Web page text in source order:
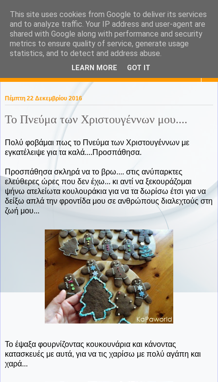
KaPa. Me without you...tea
without a biscuit!
Πέμπτη 22 Δεκεμβρίου 2016
Το Πνεύμα των Χριστουγέννων μου....
Πολύ φοβάμαι πως το Πνεύμα των Χριστουγέννων με
εγκατέλειψε για τα καλά....Προσπάθησα.
Προσπάθησα σκληρά να το βρω.... στις ανύπαρκτες
ελεύθερες ώρες που δεν έχω... κι αντί να ξεκουράζομαι
ψήνω ατελείωτα κουλουράκια για να τα δωρίσω έτσι για να
δείξω απλά την φροντίδα μου σε ανθρώπους διαλεχτούς στη
ζωή μου...
Το έψαξα φουρνίζοντας κουκουνάρια και κάνοντας
κατασκευές με αυτά, για να τις χαρίσω με πολύ αγάπη και
χαρά...
This site uses cookies from Google to deliver its services
and to analyze traffic. Your IP address and user-agent are
shared with Google along with performance and security
metrics to ensure quality of service, generate usage
statistics, and to detect and address abuse.
LEARN MORE GOT IT